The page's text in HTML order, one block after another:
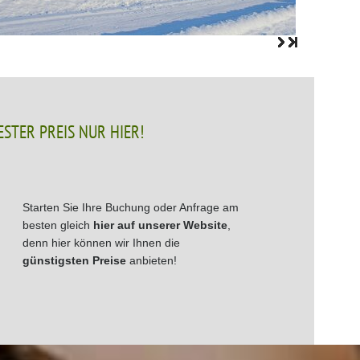
PREIS NUR HIER!
Starten Sie Ihre Buchung oder Anfrage am
besten gleich hier auf unserer Website
denn hier können wir Ihnen die
günstigsten Preise anbieten!